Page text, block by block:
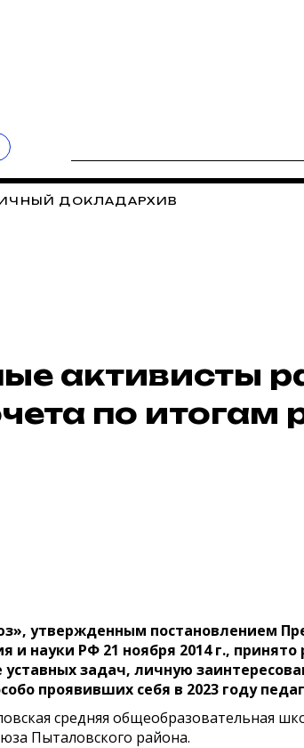
ДОКЛАДАРХИВ
активисты
по итогам
утвержденным постановлением
науки РФ 21 ноября 2014 г.,
задач, личную
проявивших себя в 2023 году
средняя общеобразовательная
Пыталовского района.